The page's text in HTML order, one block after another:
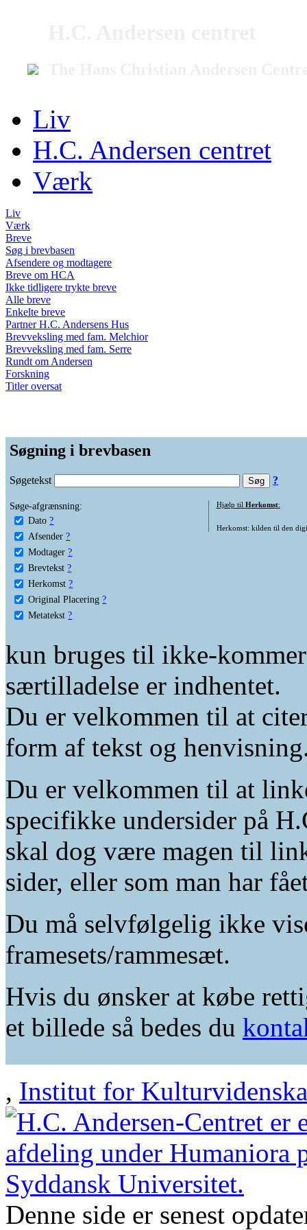
Liv
H.C. Andersen centret
Værk
Liv
Værk
Breve
Søg i brevbasen
Afsendere og modtagere
Breve om HCA
Ikke tidligere trykte breve
Alle breve
Enkelte breve
Partner H.C. Andersens Hus
Brevveksling med fam. Melchior
Brevveksling med fam. Serre
Rundt om Andersen
Forskning
Titler oversat
Søgning i brevbasen
Søgetekst ?
Søge-afgrænsning:
Dato ?
Afsender ?
Modtager ?
Brevtekst ?
Herkomst ?
Original Placering ?
Metatekst ?
Hjælp til Herkomst:
Herkomst: kilden til den
kun bruges til ikke-
særtilladelse er indhentet.
Du er velkommen til at
form af tekst og
Du er velkommen til at
specifikke undersider på
skal dog være magen til
sider, eller som man har
Du må selvfølgelig ikke
framesets/rammesæt.
Hvis du ønsker at købe
et billede så bedes du
, Institut for
Denne side er senest